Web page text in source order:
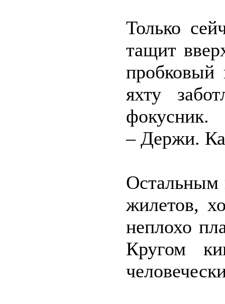
Только
тащит
яхту
фокусник.
– Держи.
Остальным
жилетов,
неплохо
Кругом